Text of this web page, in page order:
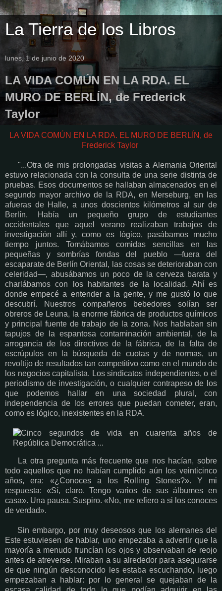
La Tierra de los Libros
lunes, 1 de junio de 2020
LA VIDA COMÚN EN LA RDA. EL
MURO DE BERLÍN, de Frederick
Taylor
LA VIDA COMÚN EN LA RDA. EL MURO DE BERLÍN, de
Frederick Taylor
"...Otra de mis prolongadas visitas a Alemania Oriental
estuvo relacionada con la consulta de una serie distinta de
pruebas. Esos documentos se hallaban almacenados en el
segundo mayor archivo de la RDA, en Merseburg, en las
afueras de Halle, a unos doscientos kilómetros al sur de
Berlín. Había un pequeño grupo de estudiantes
occidentales que aquel verano realizaban trabajos de
investigación allí y, como es lógico, pasábamos mucho
tiempo juntos. Tomábamos comidas sencillas en las
pequeñas y sombrías fondas del pueblo —fuera del
escaparate de Berlín Oriental, las cosas se deterioraban con
celeridad—, abusábamos un poco de la cerveza barata y
charlábamos con los habitantes de la localidad. Ahí es
donde empecé a entender a la gente, y me gustó lo que
descubrí. Nuestros compañeros bebedores solían ser
obreros de Leuna, la enorme fábrica de productos químicos
y principal fuente de trabajo de la zona. Nos hablaban sin
tapujos de la espantosa contaminación ambiental, de la
arrogancia de los directivos de la fábrica, de la falta de
escrúpulos en la búsqueda de cuotas y de normas, un
revoltijo de resultados tan competitivo como en el mundo de
los negocios capitalista. Los sindicatos independientes, o el
periodismo de investigación, o cualquier contrapeso de los
que podemos hallar en una sociedad plural, con
independencia de los errores que puedan cometer, eran,
como es lógico, inexistentes en la RDA.
La otra pregunta más frecuente que nos hacían, sobre
todo aquellos que no habían cumplido aún los veinticinco
años, era: «¿Conoces a los Rolling Stones?». Y mi
respuesta: «Sí, claro. Tengo varios de sus álbumes en
casa». Una pausa. Suspiro. «No, me refiero a si los conoces
de verdad».
Sin embargo, por muy deseosos que los alemanes del
Este estuviesen de hablar, uno empezaba a advertir que la
mayoría a menudo fruncían los ojos y observaban de reojo
antes de atreverse. Miraban a su alrededor para asegurarse
de que ningún desconocido les estaba escuchando, luego
empezaban a hablar: por lo general se quejaban de la